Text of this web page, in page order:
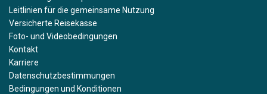
Leitlinien für die gemeinsame Nutzung
Versicherte Reisekasse
Foto- und Videobedingungen
Kontakt
Karriere
Datenschutzbestimmungen
Bedingungen und Konditionen